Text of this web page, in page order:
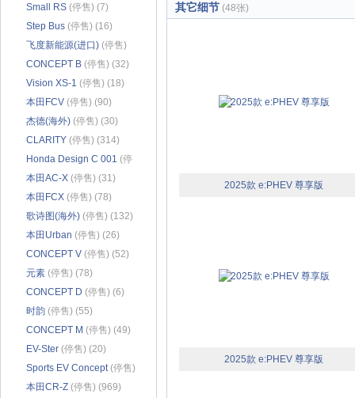
Small RS (停售) (7)
Step Bus (停售) (16)
飞度新能源(进口) (停售)
(173)
CONCEPT B (停售) (32)
Vision XS-1 (停售) (18)
本田FCV (停售) (90)
杰德(海外) (停售) (30)
CLARITY (停售) (314)
Honda Design C 001 (停
售) (18)
本田AC-X (停售) (31)
本田FCX (停售) (78)
歌诗图(海外) (停售) (132)
本田Urban (停售) (26)
CONCEPT V (停售) (52)
元素 (停售) (78)
CONCEPT D (停售) (6)
时韵 (停售) (55)
CONCEPT M (停售) (49)
EV-Ster (停售) (20)
Sports EV Concept(停售)
(20)
本田CR-Z (停售) (969)
其它细节 (48张)
2025款 e:PHEV 尊享版
2025款 e:PHEV 尊享版